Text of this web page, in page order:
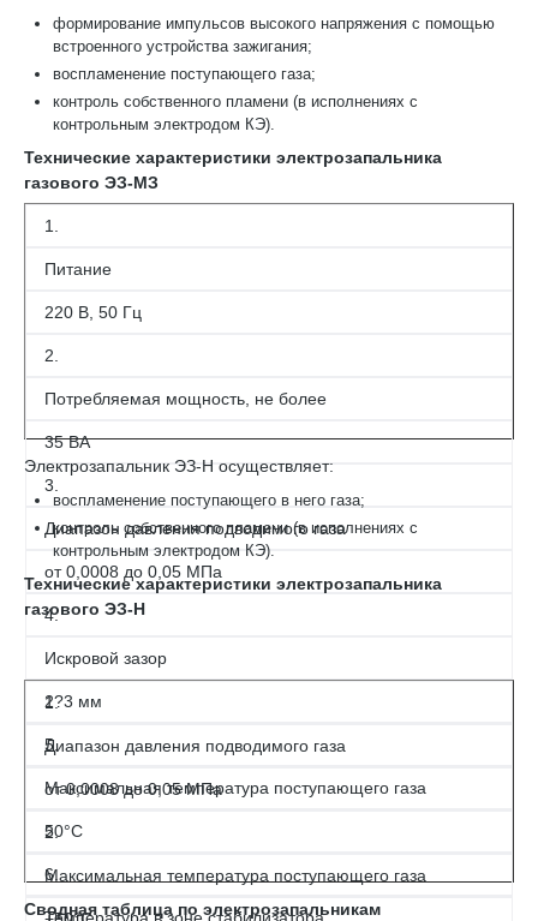
формирование импульсов высокого напряжения с помощью
встроенного устройства зажигания;
воспламенение поступающего газа;
контроль собственного пламени (в исполнениях с
контрольным электродом КЭ).
Технические характеристики электрозапальника
газового ЭЗ-МЗ
1.
Питание
220 В, 50 Гц
2.
Потребляемая мощность, не более
35 ВА
3.
Диапазон давления подводимого газа
от 0,0008 до 0,05 МПа
4.
Искровой зазор
2?3 мм
5.
Максимальная температура поступающего газа
50°С
6.
Электрозапальник ЭЗ-Н осуществляет:
воспламенение поступающего в него газа;
контроль собственного пламени (в исполнениях с
контрольным электродом КЭ).
Технические характеристики электрозапальника
газового ЭЗ-Н
1.
Диапазон давления подводимого газа
от 0,0008 до 0,05 МПа
2.
Максимальная температура поступающего газа
Сводная таблица по электрозапальникам